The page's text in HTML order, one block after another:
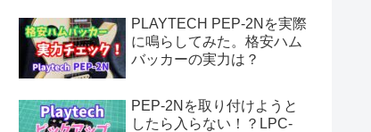
PLAYTECH PEP-2Nを実際
に鳴らしてみた。格安ハム
バッカーの実力は？
PEP-2Nを取り付けようと
したら入らない！？LPC-